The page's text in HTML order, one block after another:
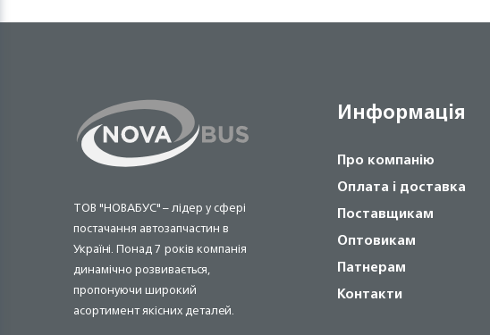
ТОВ "НОВАБУС" – лідер у сфері
постачання автозапчастин в
Україні. Понад 7 років компанія
динамічно розвивається,
пропонуючи широкий
асортимент якісних деталей.
Информація
Про компанію
Оплата і доставка
Поставщикам
Оптовикам
Патнерам
Контакти